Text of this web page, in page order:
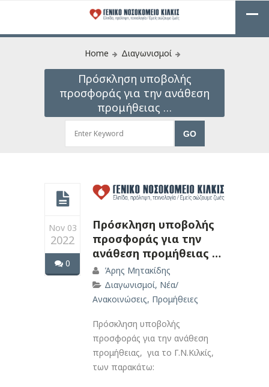
Home Διαγωνισμοί
Πρόσκληση υποβολής
προσφοράς για την ανάθεση
προμήθειας …
Nov 03
2022
0
Πρόσκληση υποβολής
προσφοράς για την
ανάθεση προμήθειας …
Άρης Μητακίδης
Διαγωνισμοί, Νέα/
Ανακοινώσεις, Προμήθειες
Πρόσκληση υποβολής
προσφοράς για την ανάθεση
προμήθειας, για το Γ.Ν.Κιλκίς,
των παρακάτω: